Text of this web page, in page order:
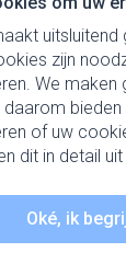
uitsluitend
zijn
We maken
of uw
dit in detail uit
Oké, ik